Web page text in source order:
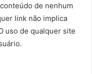
de nenhum
link não implica
uso de qualquer site